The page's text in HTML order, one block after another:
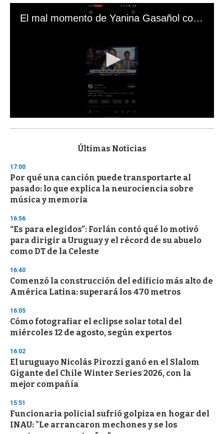
El mal momento de Yanina Gasañol con un hincha argentino en "Subrayado"
s
d
s
o
f
3
s
e
o
n
Últimas Noticias
17:00
Por qué una canción puede transportarte al
pasado: lo que explica la neurociencia sobre
música y memoria
16:56
“Es para elegidos”: Forlán contó qué lo motivó
para dirigir a Uruguay y el récord de su abuelo
como DT de la Celeste
16:40
Comenzó la construcción del edificio más alto de
América Latina: superará los 470 metros
16:05
Cómo fotografiar el eclipse solar total del
miércoles 12 de agosto, según expertos
16:02
El uruguayo Nicolás Pirozzi ganó en el Slalom
Gigante del Chile Winter Series 2026, con la
mejor compañía
15:51
Funcionaria policial sufrió golpiza en hogar del
INAU: "Le arrancaron mechones y se los